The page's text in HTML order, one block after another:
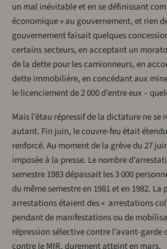
un mal inévitable et en se définissant
économique » au gouvernement, et rien
gouvernement faisait quelques
certains secteurs, en acceptant un
de la dette pour les camionneurs, en
dette immobilière, en concédant aux
le licenciement de 2 000 d’entre eux –
Mais l’étau répressif de la dictature ne se
autant. Fin juin, le couvre-feu était
renforcé. Au moment de la grève du 27
imposée à la presse. Le nombre
semestre 1983 dépassait les 3 000
du même semestre en 1981 et en 1982.
arrestations étaient des « arrestations
pendant de manifestations ou de
répression sélective contre l’avant-
contre le MIR, durement atteint en mars.